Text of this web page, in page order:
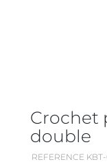
Crochet
double
REFERENCE